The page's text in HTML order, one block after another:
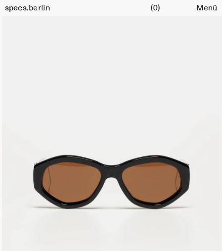
specs.berlin
Warenkorb (0) Menü
Farbe: